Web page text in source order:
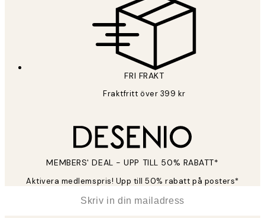
FRI FRAKT
Fraktfritt över 399 kr
MEMBERS' DEAL - UPP TILL 50% RABATT*
Aktivera medlemspris! Upp till 50% rabatt på posters*